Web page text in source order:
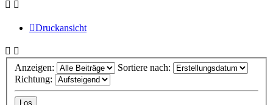
Druckansicht
Anzeigen:
Sortiere nach:
Richtung: